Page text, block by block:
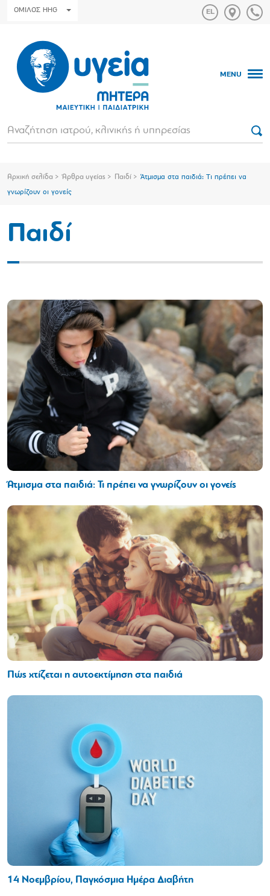
ΟΜΙΛΟΣ HHG
MENU
Αρχική σελίδα Άρθρα υγείας Παιδί Άτμισμα στα παιδιά: Τι πρέπει να
γνωρίζουν οι γονείς
Παιδί
Άτμισμα στα παιδιά: Τι πρέπει να γνωρίζουν οι γονείς
Πώς χτίζεται η αυτοεκτίμηση στα παιδιά
14 Νοεμβρίου, Παγκόσμια Ημέρα Διαβήτη